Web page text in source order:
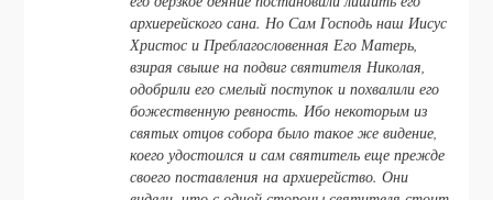
архиерейского сана. Но Сам Господь наш Иисус
Христос и Преблагословенная Его Матерь,
взирая свыше на подвиг святителя Николая,
одобрили его смелый поступок и похвалили его
божественную ревность. Ибо некоторым из
святых отцов собора было такое же видение,
коего удостоился и сам святитель еще прежде
своего поставления на архиерейство. Они